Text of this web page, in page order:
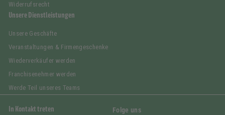
Widerrufsrecht
Unsere Dienstleistungen
Unsere Geschäfte
Veranstaltungen & Firmengeschenke
Wiederverkäufer werden
Franchisenehmer werden
Werde Teil unseres Teams
In Kontakt treten Folge uns